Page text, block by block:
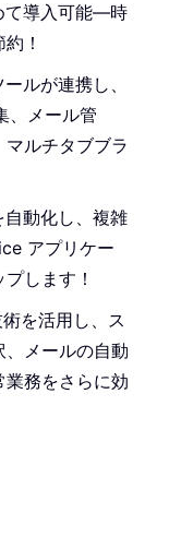
て導入可能—時
！
ルが連携し、
、メール管
ルチタブブラ
動化し、複雑
アプリケー
します！
を活用し、ス
メールの自動
務をさらに効